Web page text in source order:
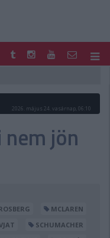
2026. május 24. vasárnap, 06:10
jön
MCLAREN
SCHUMACHER